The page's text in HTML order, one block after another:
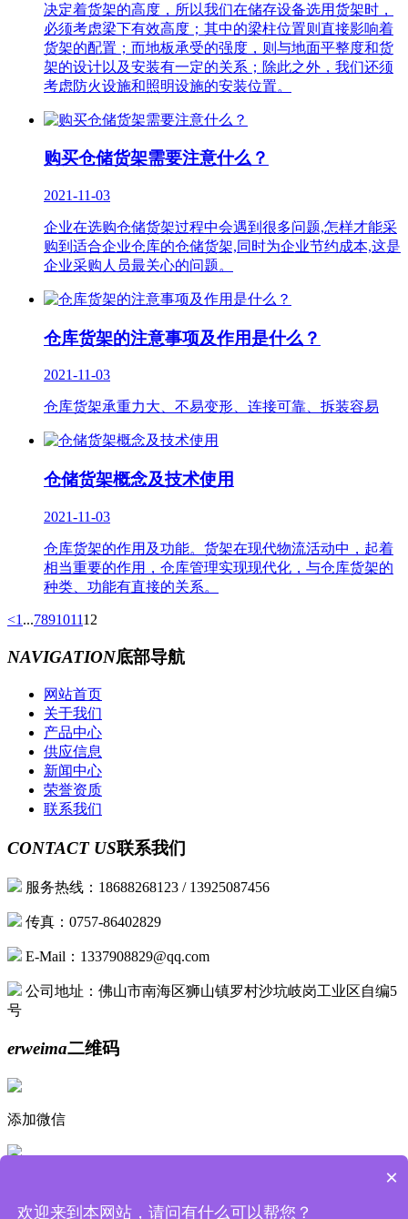
决定着货架的高度，所以我们在储存设备选用货架时，
必须考虑梁下有效高度；其中的梁柱位置则直接影响着
货架的配置；而地板承受的强度，则与地面平整度和货
架的设计以及安装有一定的关系；除此之外，我们还须
考虑防火设施和照明设施的安装位置。
购买仓储货架需要注意什么？
2021-11-03
企业在选购仓储货架过程中会遇到很多问题,怎样才能采
购到适合企业仓库的仓储货架,同时为企业节约成本,这是
企业采购人员最关心的问题。
仓库货架的注意事项及作用是什么？
2021-11-03
仓库货架承重力大、不易变形、连接可靠、拆装容易
仓储货架概念及技术使用
2021-11-03
仓库货架的作用及功能。货架在现代物流活动中，起着
相当重要的作用，仓库管理实现现代化，与仓库货架的
种类、功能有直接的关系。
<1 ...789101112
NAVIGATION底部导航
网站首页
关于我们
产品中心
供应信息
新闻中心
荣誉资质
联系我们
CONTACT US联系我们
服务热线：18688268123 / 13925087456
传真：0757-86402829
E-Mail：1337908829@qq.com
公司地址：佛山市南海区狮山镇罗村沙坑岐岗工业区自编5
号
erweima二维码
添加微信
×
欢迎来到本网站，请问有什么可以帮您？